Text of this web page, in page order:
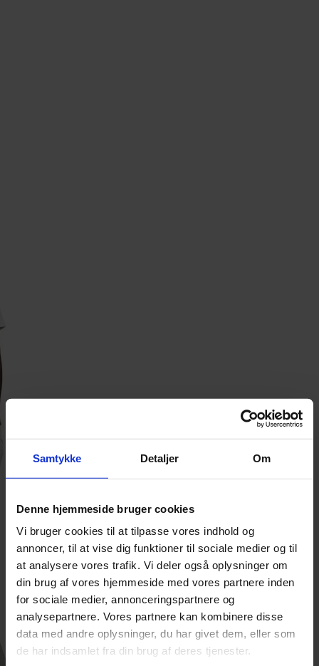
Samtykke Detaljer Om
Denne hjemmeside bruger cookies
Vi bruger cookies til at tilpasse vores indhold og
annoncer, til at vise dig funktioner til sociale medier og til
at analysere vores trafik. Vi deler også oplysninger om
din brug af vores hjemmeside med vores partnere inden
for sociale medier, annonceringspartnere og
analysepartnere. Vores partnere kan kombinere disse
data med andre oplysninger, du har givet dem, eller som
de har indsamlet fra din brug af deres tjenester.